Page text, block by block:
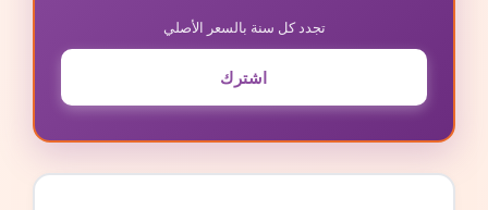
تجدد كل سنة بالسعر الأصلي
اشترك